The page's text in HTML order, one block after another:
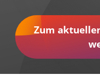
Zum